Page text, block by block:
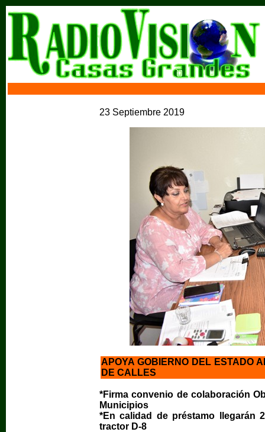
23 Septiembre 2019
APOYA GOBIERNO DEL ESTADO
DE CALLES
*Firma convenio de colaboración
Municipios
*En calidad de préstamo llegarán
tractor D-8